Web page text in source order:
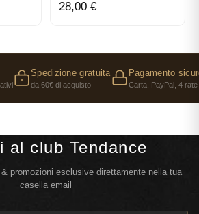
28,00 €
Spedizione gratuita
da 60€ di acquisto
Pagamento
Carta, PayPal, 4
al club Tendance
promozioni esclusive direttamente nella tua
casella email